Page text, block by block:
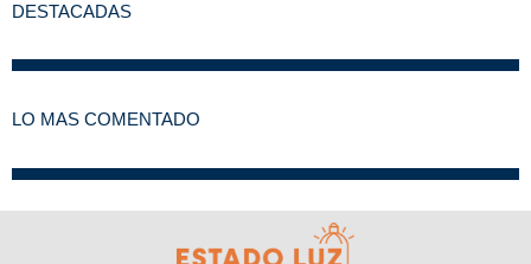
DESTACADAS
LO MAS COMENTADO